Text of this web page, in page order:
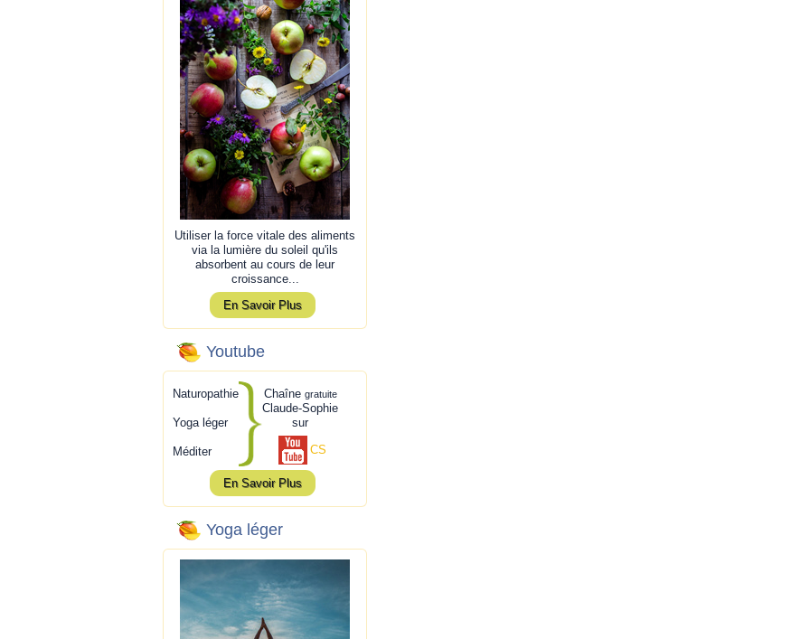
Utiliser la force vitale des aliments
via la lumière du soleil qu'ils
absorbent au cours de leur
croissance...
En Savoir Plus
Youtube
Naturopathie
Yoga léger
Méditer
Chaîne gratuite
Claude-Sophie
sur
CS
En Savoir Plus
Yoga léger